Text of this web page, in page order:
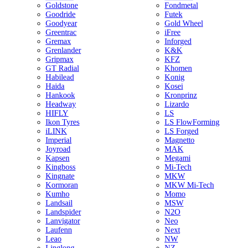
Goldstone
Goodride
Goodyear
Greentrac
Gremax
Grenlander
Gripmax
GT Radial
Habilead
Haida
Hankook
Headway
HIFLY
Ikon Tyres
iLINK
Imperial
Joyroad
Kapsen
Kingboss
Kingnate
Kormoran
Kumho
Landsail
Landspider
Lanvigator
Laufenn
Leao
Fondmetal
Futek
Gold Wheel
iFree
Inforged
K&K
KFZ
Khomen
Konig
Kosei
Kronprinz
Lizardo
LS
LS FlowForming
LS Forged
Magnetto
MAK
Megami
Mi-Tech
MKW
MKW Mi-Tech
Momo
MSW
N2O
Neo
Next
NW